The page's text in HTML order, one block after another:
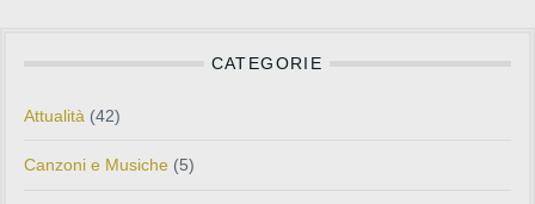
CATEGORIE
Attualità (42)
Canzoni e Musiche (5)